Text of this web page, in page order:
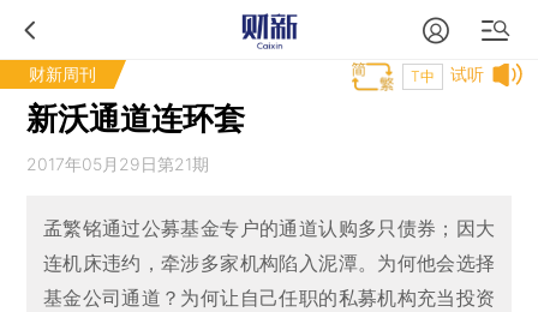
财新周刊 试听
T中
新沃通道连环套
2017年05月29日第21期
孟繁铭通过公募基金专户的通道认购多只债券；因大
连机床违约，牵涉多家机构陷入泥潭。为何他会选择
基金公司通道？为何让自己任职的私募机构充当投资